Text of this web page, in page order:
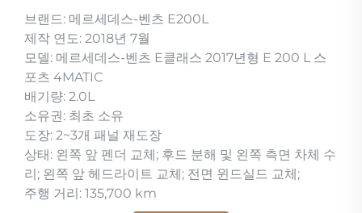
브랜드: 메르세데스-벤츠 E200L
제작 연도: 2018년 7월
모델: 메르세데스-벤츠 E클래스 2017년형 E 200 L 스
포츠 4MATIC
배기량: 2.0L
소유권: 최초 소유
도장: 2~3개 패널 재도장
상태: 왼쪽 앞 펜더 교체; 후드 분해 및 왼쪽 측면 차체 수
리; 왼쪽 앞 헤드라이트 교체; 전면 윈드실드 교체;
주행 거리: 135,700 km